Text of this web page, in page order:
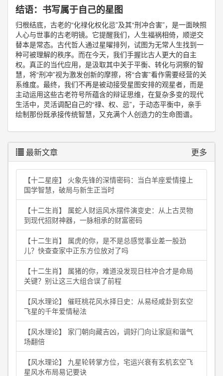
结语：书写属于自己的星图
归根结底，古老的“化禄化权化忌”及其“刑冲合害”，是一面映照
人心与世事的古老明镜。它提醒我们，人生福祸相倚，顺逆交
替本是常态。古代哲人通过星曜排列，试图为无常人生找到一
种可被理解的秩序。而在今天，我们手握比古人更大的自主
权。真正的当代应用，是汲取其中关于平衡、转化与洞察的智
慧，将“刑冲”视为激发创新的摩擦，将“合害”看作需要经营的关
系维度。最终，我们不再是被动接受星图安排的观星者，而是
主动运用这些古老符号所蕴含的辩证思维，在复杂多变的现代
生活中，灵活调配自己的“禄、权、忌”，于动态平衡中，亲手
绘制那份既承接传统智慧，又充满个人创造力的生命图谱。
最新文章 更多
【十二星座】 火象先锋的深情密码：当白羊座爱情撞上
国学智慧，破局与新生正当时
【十二生肖】 属蛇人财运风水摆件演变史：从上古灵物
到现代招财神器，一脉相承的财富密码
【十二生肖】 属虎的你，是不是总感觉事业差一股劲
儿？快查查家中正东方位放对了吗
【十二生肖】 属猪的你，难道没发现日柱冲合才是命局
关键？别让这三大组合误了前程
【风水理论】 催旺桃花风水择日史：从易经咸卦到玄空
飞星的千年爱情秘法
【风水理论】 家门朝向藏吉凶，调好门向让家庭和谐气
场翻倍
【风水理论】 九星轮转掌方位，宅运兴衰有玄机玄空飞
星风水布局易记要诀